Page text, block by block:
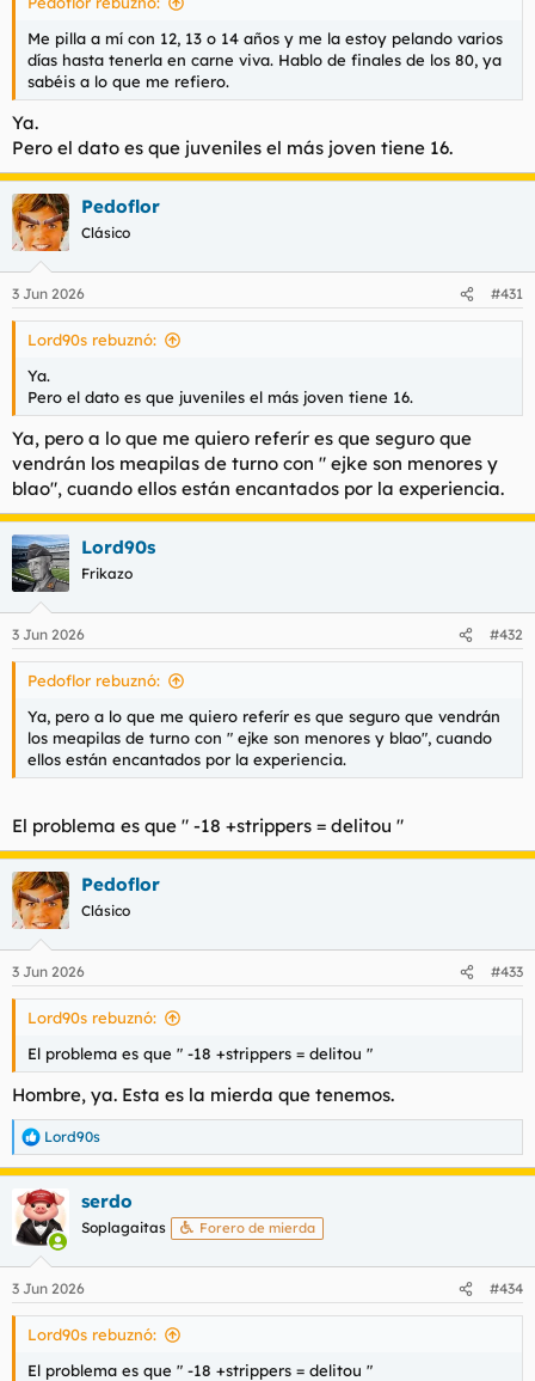
Me pilla a mí con 12, 13 o 14 años y me la estoy pelando varios
días hasta tenerla en carne viva. Hablo de finales de los 80, ya
sabéis a lo que me refiero.
Ya.
Pero el dato es que juveniles el más joven tiene 16.
Pedoflor
Clásico
3 Jun 2026 #431
Lord90s rebuznó:
Ya.
Pero el dato es que juveniles el más joven tiene 16.
Ya, pero a lo que me quiero referír es que seguro que
vendrán los meapilas de turno con " ejke son menores y
blao", cuando ellos están encantados por la experiencia.
Lord90s
Frikazo
3 Jun 2026 #432
Pedoflor rebuznó:
Ya, pero a lo que me quiero referír es que seguro que vendrán
los meapilas de turno con " ejke son menores y blao", cuando
ellos están encantados por la experiencia.
El problema es que " -18 +strippers = delitou "
Pedoflor
Clásico
3 Jun 2026 #433
Lord90s rebuznó:
El problema es que " -18 +strippers = delitou "
Hombre, ya. Esta es la mierda que tenemos.
R
e
a
c
c
i
e
s
Lord90s
serdo
Soplagaitas Forero de mierda
3 Jun 2026 #434
Lord90s rebuznó:
El problema es que " -18 +strippers = delitou "